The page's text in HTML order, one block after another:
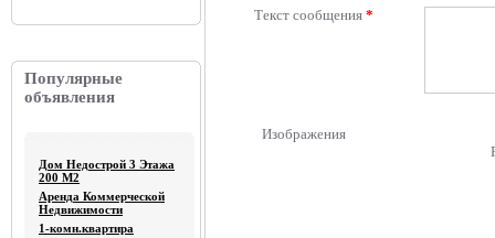
Популярные
объявления
Дом Недострой 3 Этажа
200 М2
Аренда Коммерческой
Недвижимости
1-комн.квартира
Текст сообщения*
Изображения